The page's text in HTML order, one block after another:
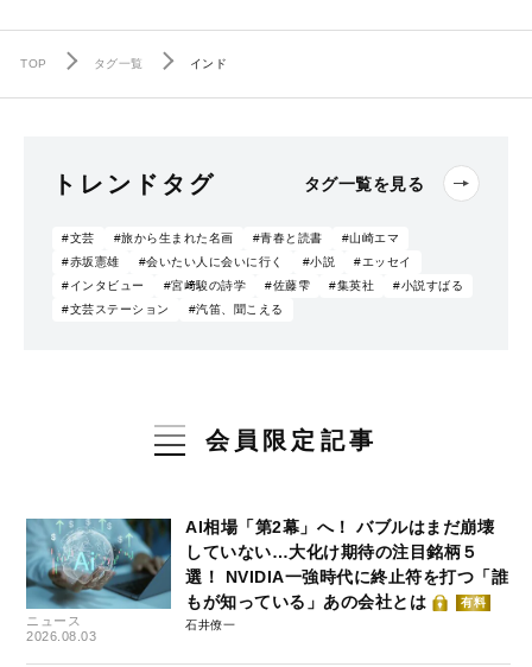
TOP タグ一覧 インド
トレンドタグ タグ一覧を見る
#文芸 #旅から生まれた名画 #青春と読書
#山崎エマ
#赤坂憲雄
#会いたい人に会いに行く #小説
#エッセイ
#インタビュー
#宮﨑駿の詩学 #佐藤雫 #集英社
#小説すばる
#文芸ステーション
#汽笛、聞こえる
会員限定記事
ニュース
2026.08.03
AI相場「第2幕」へ！ バブルはまだ崩壊
していない…大化け期待の注目銘柄５
選！ NVIDIA一強時代に終止符を打つ「誰
もが知っている」あの会社とは
有料
石井僚一